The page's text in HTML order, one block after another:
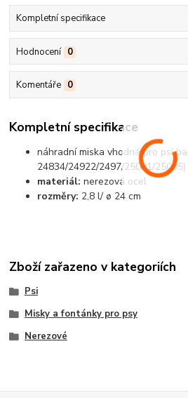
Kompletní specifikace
Hodnocení 0
Komentáře 0
Kompletní specifikace
náhradní miska vhodná pro psí
24834/24922/2497/25001/25005)
materiál: nerezová ocel
rozměry: 2,8 l/ ø 24 cm
Zboží zařazeno v kategoriích
Psi
Misky a fontánky pro psy
Nerezové